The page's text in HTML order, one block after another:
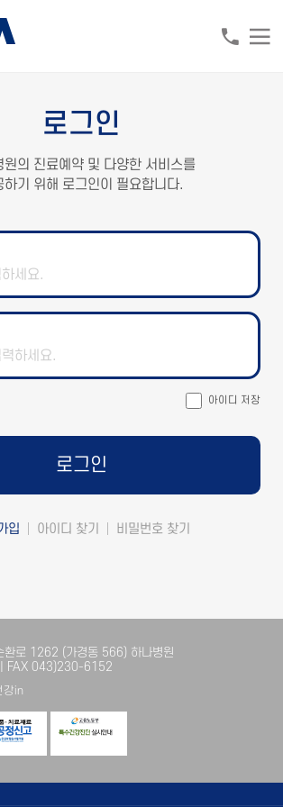
로그인
원의 진료예약 및 다양한 서비스를
하기 위해 로그인이 필요합니다.
아이디 저장
입 아이디 찾기 비밀번호 찾기
환로 1262 (가경동 566) 하나병원
FAX 043)230-6152
강in